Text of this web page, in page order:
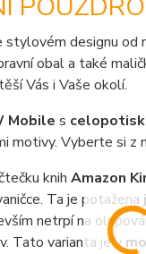
stylovém designu od
obal a také
Vás i Vaše okolí.
Mobile s
motivy. Vyberte si z
knih Amazon
Ta je potažena
netrpí na
Tato varianta je v